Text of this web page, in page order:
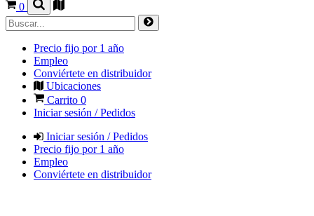
0
Precio fijo por 1 año
Empleo
Conviértete en distribuidor
Ubicaciones
Carrito 0
Iniciar sesión / Pedidos
Iniciar sesión / Pedidos
Precio fijo por 1 año
Empleo
Conviértete en distribuidor